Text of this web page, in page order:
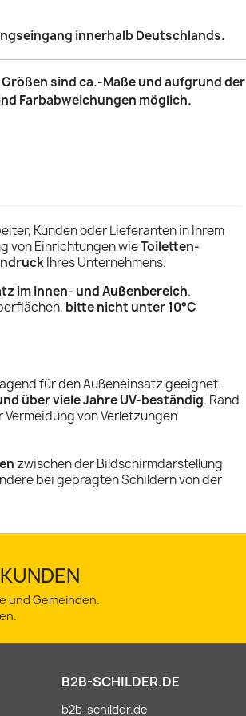
innerhalb Deutschlands.
sind ca.-Maße und aufgrund der
Farbabweichungen möglich.
Kunden oder Lieferanten in Ihrem
von Einrichtungen wieToiletten-
Ihres Unternehmens.
im Innen- und Außenbereich.
bitte nicht unter 10°C
für den Außeneinsatz geeignet.
über viele Jahre UV-beständig. Rand
von Verletzungen
zwischen der Bildschirmdarstellung
bei geprägten Schildern von der
und Gemeinden.
B2B-SCHILDER.DE
b2b-schilder.de